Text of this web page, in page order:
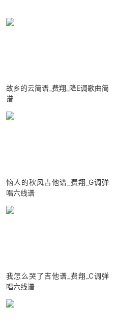
故乡的云简谱_费翔_降E调歌曲简
谱
恼人的秋风吉他谱_费翔_G调弹
唱六线谱
我怎么哭了吉他谱_费翔_C调弹
唱六线谱